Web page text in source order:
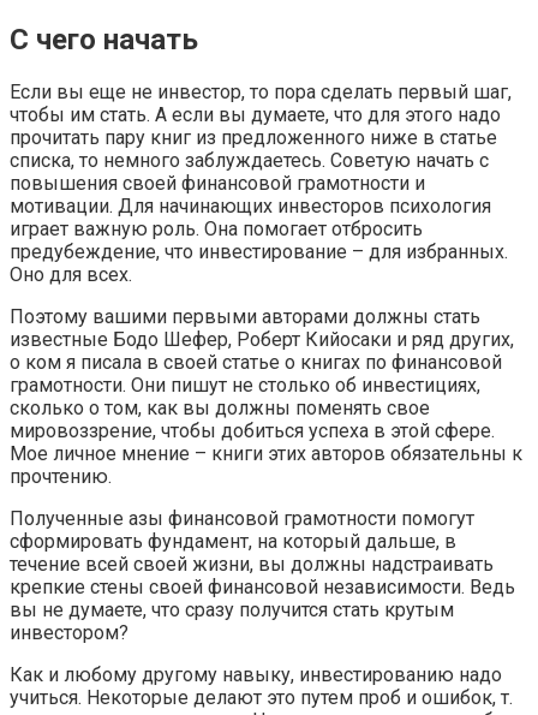
С чего начать
Если вы еще не инвестор, то пора сделать первый шаг,
чтобы им стать. А если вы думаете, что для этого надо
прочитать пару книг из предложенного ниже в статье
списка, то немного заблуждаетесь. Советую начать с
повышения своей финансовой грамотности и
мотивации. Для начинающих инвесторов психология
играет важную роль. Она помогает отбросить
предубеждение, что инвестирование – для избранных.
Оно для всех.
Поэтому вашими первыми авторами должны стать
известные Бодо Шефер, Роберт Кийосаки и ряд других,
о ком я писала в своей статье о книгах по финансовой
грамотности. Они пишут не столько об инвестициях,
сколько о том, как вы должны поменять свое
мировоззрение, чтобы добиться успеха в этой сфере.
Мое личное мнение – книги этих авторов обязательны к
прочтению.
Полученные азы финансовой грамотности помогут
сформировать фундамент, на который дальше, в
течение всей своей жизни, вы должны надстраивать
крепкие стены своей финансовой независимости. Ведь
вы не думаете, что сразу получится стать крутым
инвестором?
Как и любому другому навыку, инвестированию надо
учиться. Некоторые делают это путем проб и ошибок, т.